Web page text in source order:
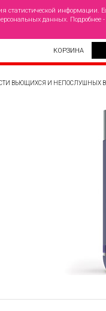
статистической информации.
данных. Подробнее
КОРЗИНА
ВЬЮЩИХСЯ И НЕПОСЛУШНЫХ